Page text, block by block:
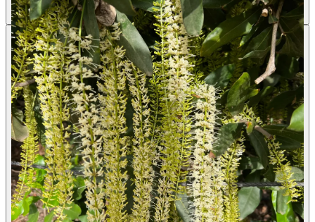
שמש מלאה + חצי צלאדמה בלבד, עציצים בלבדירוק עדלא רגיש לזבוב
הפירות